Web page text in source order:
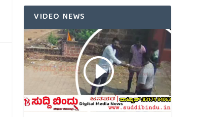
VIDEO NEWS